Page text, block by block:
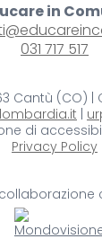
in
031 717 517
Cantù (CO) |
di
Privacy Policy